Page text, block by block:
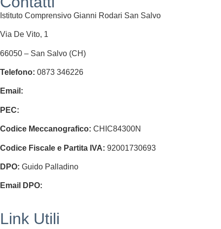
Istituto Comprensivo Gianni Rodari San Salvo
Via De Vito, 1
66050 – San Salvo (CH)
Telefono: 0873 346226
Email:
PEC:
Codice Meccanografico: CHIC84300N
Codice Fiscale e Partita IVA: 92001730693
DPO: Guido Palladino
Email DPO:
Link Utili